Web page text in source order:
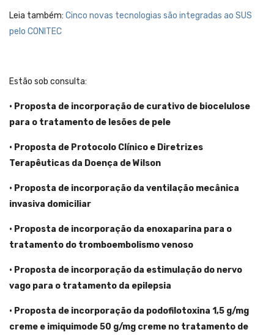
Leia também: Cinco novas tecnologias são integradas ao SUS
pelo CONITEC
Estão sob consulta:
• Proposta de incorporação de curativo de biocelulose
para o tratamento de lesões de pele
• Proposta de Protocolo Clínico e Diretrizes
Terapêuticas da Doença de Wilson
• Proposta de incorporação da ventilação mecânica
invasiva domiciliar
• Proposta de incorporação da enoxaparina para o
tratamento do tromboembolismo venoso
• Proposta de incorporação da estimulação do nervo
vago para o tratamento da epilepsia
• Proposta de incorporação da podofilotoxina 1,5 g/mg
creme e imiquimode 50 g/mg creme no tratamento de